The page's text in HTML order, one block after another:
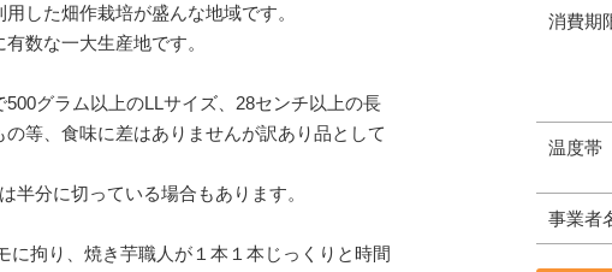
消費期
温度帯
事業者
した畑作栽培が盛んな地域です。
数な一大生産地です。
グラム以上のLLサイズ、28センチ以上の長
等、食味に差はありませんが訳あり品として
半分に切っている場合もあります。
に拘り、焼き芋職人が１本１本じっくりと時間